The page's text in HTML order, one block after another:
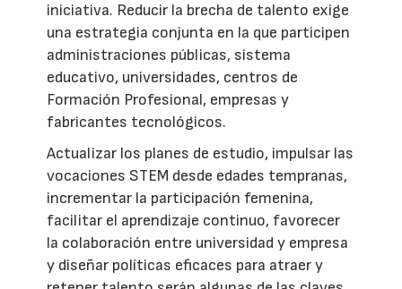
iniciativa. Reducir la brecha de talento exige
una estrategia conjunta en la que participen
administraciones públicas, sistema
educativo, universidades, centros de
Formación Profesional, empresas y
fabricantes tecnológicos.
Actualizar los planes de estudio, impulsar las
vocaciones STEM desde edades tempranas,
incrementar la participación femenina,
facilitar el aprendizaje continuo, favorecer
la colaboración entre universidad y empresa
y diseñar políticas eficaces para atraer y